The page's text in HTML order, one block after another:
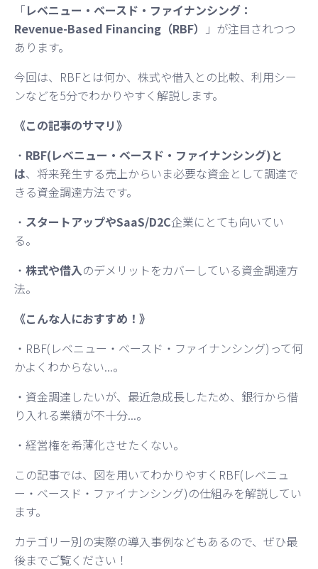
「レベニュー・ベースド・ファイナンシング：
Revenue-Based Financing（RBF）
」が注目されつつ
あります。
今回は、RBFとは何か、株式や借入との比較、利用シー
ンなどを5分でわかりやすく解説します。
《この記事のサマリ》
・ RBF(レベニュー・ベースド・ファイナンシング)と
は、将来発生する売上からいま必要な資金として調達で
きる資金調達方法です。
・ スタートアップやSaaS/D2C企業にとても向いてい
る。
・ 株式や借入のデメリットをカバーしている資金調達方
法。
《こんな人におすすめ！》
・RBF(レベニュー・ベースド・ファイナンシング)って何
かよくわからない...。
・資金調達したいが、最近急成長したため、銀行から借
り入れる業績が不十分...。
・経営権を希薄化させたくない。
この記事では、図を用いてわかりやすくRBF(レベニュ
ー・ベースド・ファイナンシング)の仕組みを解説してい
ます。
カテゴリー別の実際の導入事例などもあるので、ぜひ最
後までご覧ください！